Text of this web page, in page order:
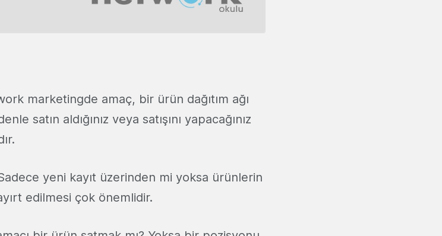
marketingde amaç, bir ürün dağıtım ağı
satın aldığınız veya satışını yapacağınız
yeni kayıt üzerinden mi yoksa ürünlerin
edilmesi çok önemlidir.